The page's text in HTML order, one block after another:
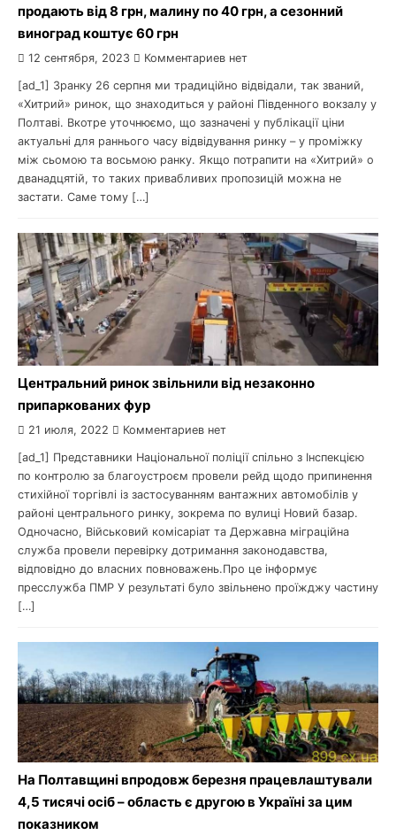
продають від 8 грн, малину по 40 грн, а сезонний
виноград коштує 60 грн
12 сентября, 2023 Комментариев нет
[ad_1] Зранку 26 серпня ми традиційно відвідали, так званий,
«Хитрий» ринок, що знаходиться у районі Південного вокзалу у
Полтаві. Вкотре уточнюємо, що зазначені у публікації ціни
актуальні для раннього часу відвідування ринку – у проміжку
між сьомою та восьмою ранку. Якщо потрапити на «Хитрий» о
дванадцятій, то таких привабливих пропозицій можна не
застати. Саме тому […]
Центральний ринок звільнили від незаконно
припаркованих фур
21 июля, 2022 Комментариев нет
[ad_1] Представники Національної поліції спільно з Інспекцією
по контролю за благоустроєм провели рейд щодо припинення
стихійної торгівлі із застосуванням вантажних автомобілів у
районі центрального ринку, зокрема по вулиці Новий базар.
Одночасно, Військовий комісаріат та Державна міграційна
служба провели перевірку дотримання законодавства,
відповідно до власних повноважень.Про це інформує
пресслужба ПМР У результаті було звільнено проїжджу частину
[…]
На Полтавщині впродовж березня працевлаштували
4,5 тисячі осіб – область є другою в Україні за цим
показником